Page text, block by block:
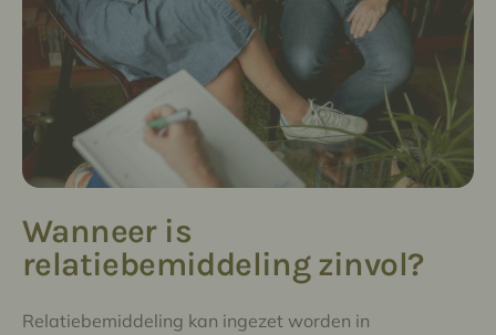
Wanneer is
relatiebemiddeling zinvol?
Relatiebemiddeling kan ingezet worden in